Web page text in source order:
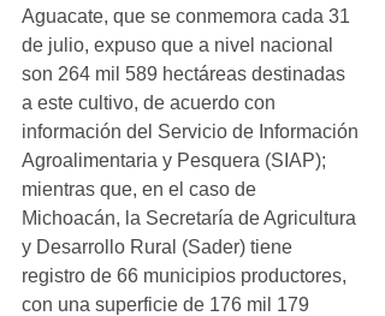
Aguacate, que se conmemora cada 31
de julio, expuso que a nivel nacional
son 264 mil 589 hectáreas destinadas
a este cultivo, de acuerdo con
información del Servicio de Información
Agroalimentaria y Pesquera (SIAP);
mientras que, en el caso de
Michoacán, la Secretaría de Agricultura
y Desarrollo Rural (Sader) tiene
registro de 66 municipios productores,
con una superficie de 176 mil 179